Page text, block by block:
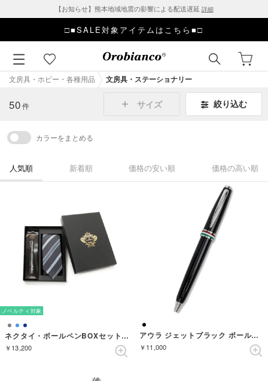
【お知らせ】熊本地域地震の影響による配送遅延 詳細
□■SALE対象アイテムはこちら■□
文房具・ホビー・各種用品 文房具・ステーショナリー
50件 サイズ 絞り込む
カラーをまとめる
人気順 新着順 価格の安い順 価格の高い順
ノベルティ対象
ネクタイ・ボールペンBOXセット ストライプ （グレー）
￥13,200
アウラ ジェットブラック ボールペン
￥11,000